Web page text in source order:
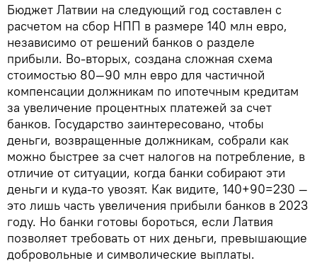
Бюджет Латвии на следующий год составлен с
расчетом на сбор НПП в размере 140 млн евро,
независимо от решений банков о разделе
прибыли. Во-вторых, создана сложная схема
стоимостью 80—90 млн евро для частичной
компенсации должникам по ипотечным кредитам
за увеличение процентных платежей за счет
банков. Государство заинтересовано, чтобы
деньги, возвращенные должникам, собрали как
можно быстрее за счет налогов на потребление, в
отличие от ситуации, когда банки собирают эти
деньги и куда-то увозят. Как видите, 140+90=230 —
это лишь часть увеличения прибыли банков в 2023
году. Но банки готовы бороться, если Латвия
позволяет требовать от них деньги, превышающие
добровольные и символические выплаты.